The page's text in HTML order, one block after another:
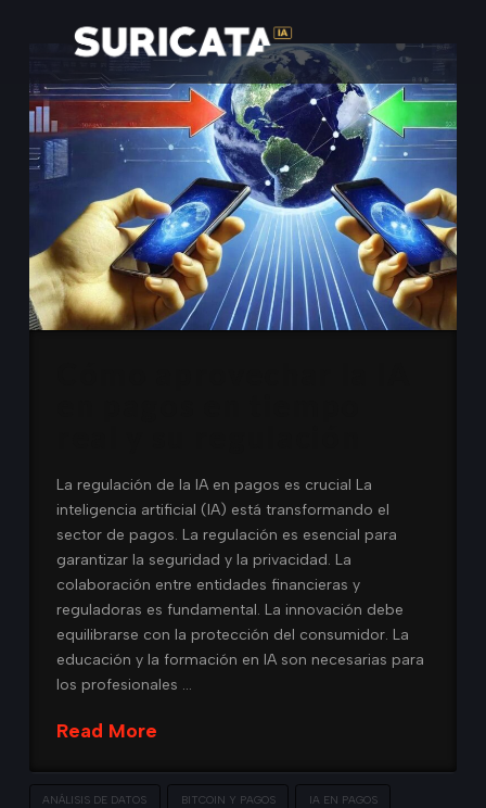
La regulación de la IA en pagos es crucial La
inteligencia artificial (IA) está transformando el
sector de pagos. La regulación es esencial para
garantizar la seguridad y la privacidad. La
colaboración entre entidades financieras y
reguladoras es fundamental. La innovación debe
equilibrarse con la protección del consumidor. La
educación y la formación en IA son necesarias para
los profesionales …
Read More
ANÁLISIS DE DATOS BITCOIN Y PAGOS IA EN PAGOS